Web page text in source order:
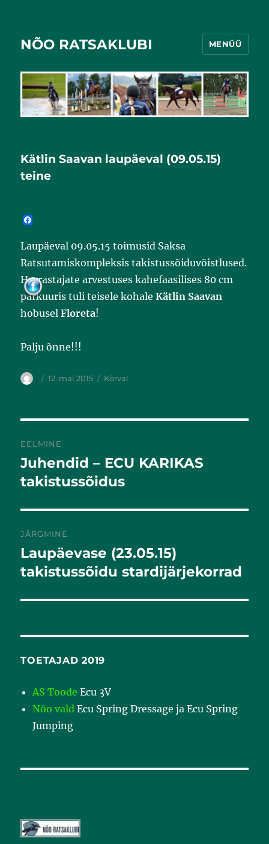
NÕO RATSAKLUBI MENÜÜ
Kätlin Saavan laupäeval (09.05.15)
teine
e
b
o
o
k
Laupäeval 09.05.15 toimusid Saksa
Ratsutamiskompleksis takistussõiduvõistlused.
Harrastajate arvestuses kahefaasilises 80 cm
parkuuris tuli teisele kohaleKätlin Saavan
hobuselFloreta!
Palju õnne!!!
12. mai 2015 Kõrval
EELMINE
Eelmine
postitus:
Juhendid – ECU KARIKAS
takistussõidus
JÄRGMINE
Järgmine
postitus:
Laupäevase (23.05.15)
takistussõidu stardijärjekorrad
TOETAJAD 2019
AS Toode Ecu 3V
Nõo vald Ecu Spring Dressage ja Ecu Spring
Jumping